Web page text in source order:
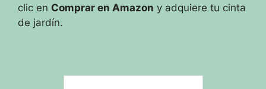
clic en Comprar en Amazon y adquiere tu cinta
de jardín.